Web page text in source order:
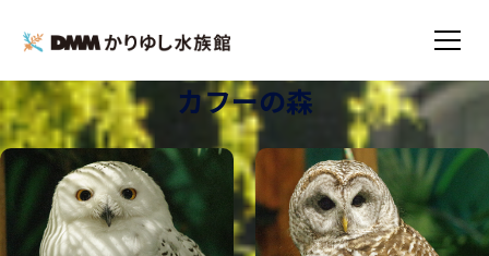
TOP いきもの図鑑 カフーの森
カフーの森